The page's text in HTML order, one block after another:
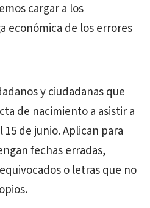
cargar a los
económica de los errores
y ciudadanas que
de nacimiento a asistir a
de junio. Aplican para
fechas erradas,
o letras que no